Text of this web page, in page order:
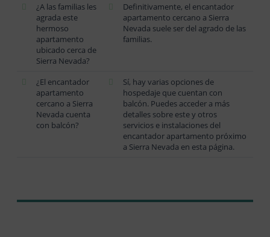
¿A las familias les
agrada este
hermoso
apartamento
ubicado cerca de
Sierra Nevada?
Definitivamente, el encantador
apartamento cercano a Sierra
Nevada suele ser del agrado de las
familias.
¿El encantador
apartamento
cercano a Sierra
Nevada cuenta
con balcón?
Sí, hay varias opciones de
hospedaje que cuentan con
balcón. Puedes acceder a más
detalles sobre este y otros
servicios e instalaciones del
encantador apartamento próximo
a Sierra Nevada en esta página.